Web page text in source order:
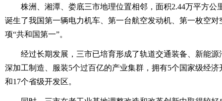
株洲、湘潭、娄底三市地理位置相邻，面积2.44万平方公
诞生了我国第一辆电力机车、第一台航空发动机、第一枚空
项“共和国第一”。
经过长期发展，三市已培育形成了轨道交通装备、新能源
深加工制造、服装5个过百亿的产业集群，拥有5个国家级经
和17个省级开发区。